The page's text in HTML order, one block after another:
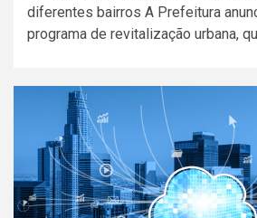
diferentes bairros A Prefeitura
programa de revitalização urbana,